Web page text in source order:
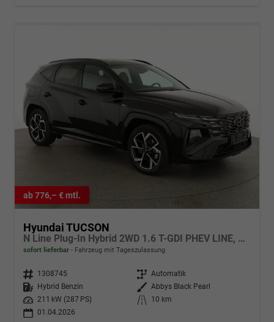
ab 776,– € mtl.
Hyundai TUCSON
N Line Plug-In Hybrid 2WD 1.6 T-GDI PHEV LINE, Navi, Kamera, Side, Winter
sofort lieferbar Fahrzeug mit Tageszulassung
Fahrzeugnr. 1308745 Getriebe Automatik
Kraftstoff
Hybrid Benzin Außenfarbe Abbys Black Pearl
Leistung
211 kW (287 PS) Kilometerstand
10 km
01.04.2026